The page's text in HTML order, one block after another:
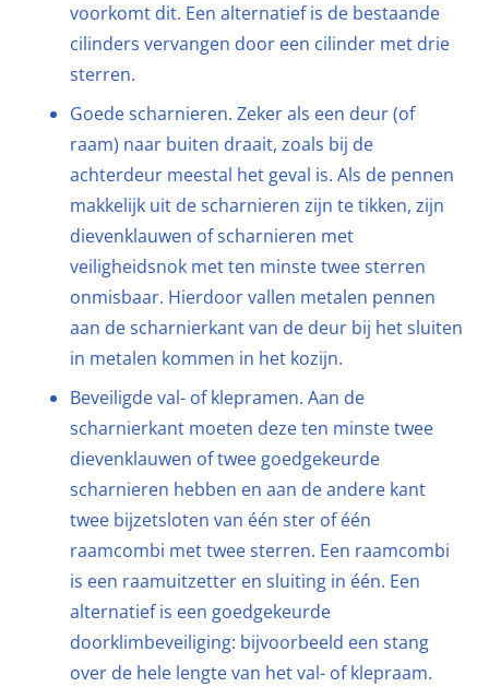
voorkomt dit. Een alternatief is de bestaande
cilinders vervangen door een cilinder met drie
sterren.
Goede scharnieren. Zeker als een deur (of
raam) naar buiten draait, zoals bij de
achterdeur meestal het geval is. Als de pennen
makkelijk uit de scharnieren zijn te tikken, zijn
dievenklauwen of scharnieren met
veiligheidsnok met ten minste twee sterren
onmisbaar. Hierdoor vallen metalen pennen
aan de scharnierkant van de deur bij het sluiten
in metalen kommen in het kozijn.
Beveiligde val- of klepramen. Aan de
scharnierkant moeten deze ten minste twee
dievenklauwen of twee goedgekeurde
scharnieren hebben en aan de andere kant
twee bijzetsloten van één ster of één
raamcombi met twee sterren. Een raamcombi
is een raamuitzetter en sluiting in één. Een
alternatief is een goedgekeurde
doorklimbeveiliging: bijvoorbeeld een stang
over de hele lengte van het val- of klepraam.